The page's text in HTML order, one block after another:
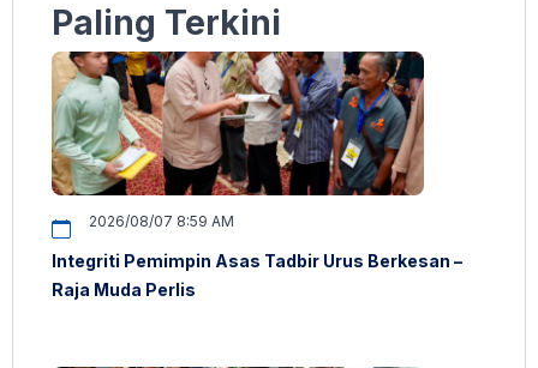
Paling Terkini
2026/08/07 8:59 AM
Integriti Pemimpin Asas Tadbir Urus Berkesan –
Raja Muda Perlis